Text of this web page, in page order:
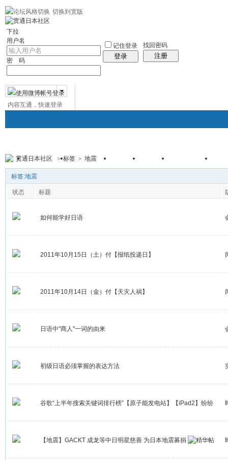
切换到宽版
下拉
用户名
密 码
记住登录
登录
找回密码
注册
微博帐号登录
内容互通，快速登录
贯通日本 日本社区 论坛 群组 日本百科
帖子
贯通日本社区 > 标签 > 地震
标签:地震
状态 标题
如何能学好日语
2011年10月15日（土）付【报纸投递日】
2011年10月14日（金）付【天灾人祸】
日语中"商人"一词的由来
初级日语必须掌握的表达方法
谷歌“上半年搜索关键词排行榜”【原子能发电站】【iPad2】纷纷
【地震】GACKT 成龙等中日明星慈善 为日本地震募捐